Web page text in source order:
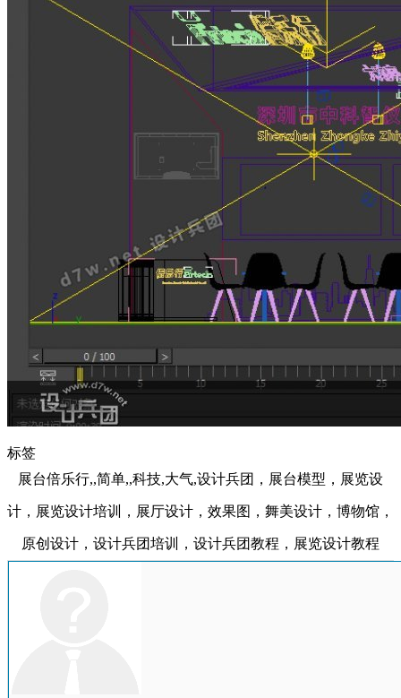
标签
展台倍乐行,,简单,,科技,大气,设计兵团，展台模型，展览设
计，展览设计培训，展厅设计，效果图，舞美设计，博物馆，
原创设计，设计兵团培训，设计兵团教程，展览设计教程